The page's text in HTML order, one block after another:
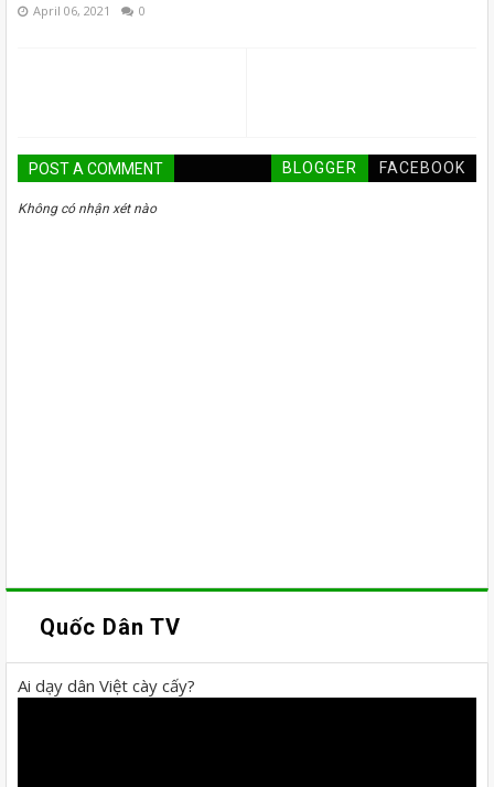
April 06, 2021 0
POST A COMMENT BLOGGER FACEBOOK
Không có nhận xét nào
Quốc Dân TV
Ai dạy dân Việt cày cấy?